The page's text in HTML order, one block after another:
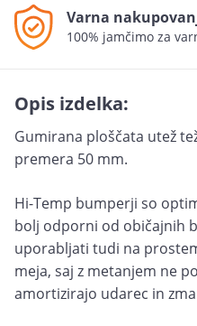
Varna
100% jamčimo za
Opis izdelka:
Gumirana ploščata utež
premera 50 mm.
Hi-Temp bumperji so
bolj odporni od običajnih
uporabljati tudi na
meja, saj z metanjem ne
amortizirajo udarec in